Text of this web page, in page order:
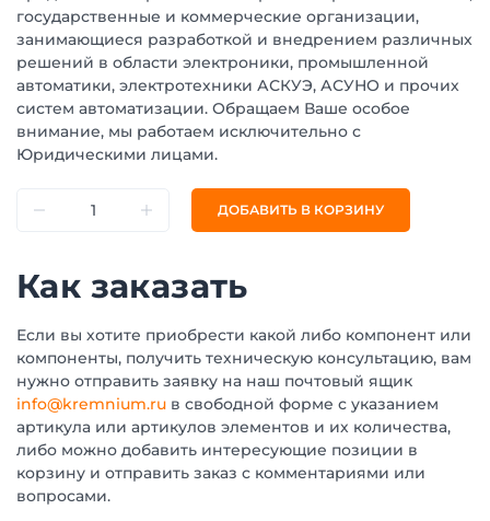
государственные и коммерческие организации,
занимающиеся разработкой и внедрением различных
решений в области электроники, промышленной
автоматики, электротехники АСКУЭ, АСУНО и прочих
систем автоматизации. Обращаем Ваше особое
внимание, мы работаем исключительно с
Юридическими лицами.
ДОБАВИТЬ В КОРЗИНУ
Как заказать
Если вы хотите приобрести какой либо компонент или
компоненты, получить техническую консультацию, вам
нужно отправить заявку на наш почтовый ящик
info@kremnium.ru в свободной форме с указанием
артикула или артикулов элементов и их количества,
либо можно добавить интересующие позиции в
корзину и отправить заказ с комментариями или
вопросами.